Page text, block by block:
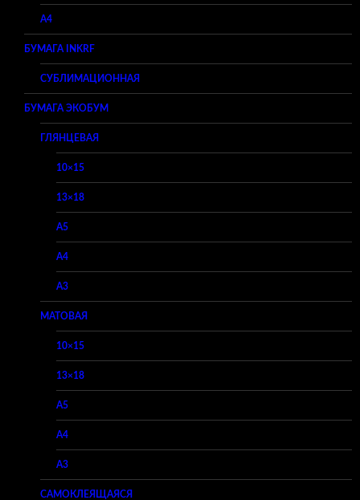
A4
БУМАГА INKRF
СУБЛИМАЦИОННАЯ
БУМАГА ЭКОБУМ
ГЛЯНЦЕВАЯ
10×15
13×18
A5
A4
A3
МАТОВАЯ
10×15
13×18
A5
A4
A3
САМОКЛЕЯЩАЯСЯ